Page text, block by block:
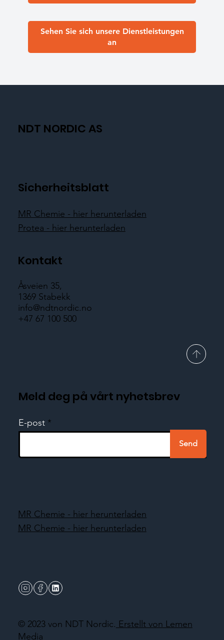
Sehen Sie sich unsere Dienstleistungen
an
NDT NORDIC AS
Sicherheitsblatt
MR Chemie - hier herunterladen
Protea - hier herunterladen
Kontakt
Åsveien 35,
1369 Stabekk
info@ndtnordic.no
+47 67 100 500
Meld deg på vårt nyhetsbrev
E-post
Send
© 2023 von NDT Nordic. Erstellt von Lemen
Media
MR Chemie - hier herunterladen
MR Chemie - hier herunterladen